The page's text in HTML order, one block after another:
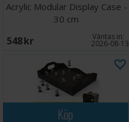
Acrylic Modular Display Case -
30 cm
548 SEK Väntas in:
2026-08-13
Köp